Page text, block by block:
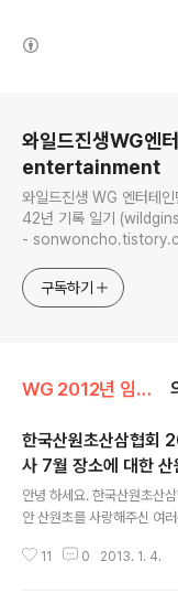
와일드진생WG엔
entertainment
와일드진생 WG 엔터테
42년 기록 일기 (wildginseng.or.kr
-
구독하기
WG 2012년 임진년 기록
한국산원초산삼협회
사 7월 장소에 대한 산
안녕 하세요. 한국산원초산
안 산원초를 사랑해주신 여
회 정식 행사인 공개 행사 부
11 0 2013. 1. 4.